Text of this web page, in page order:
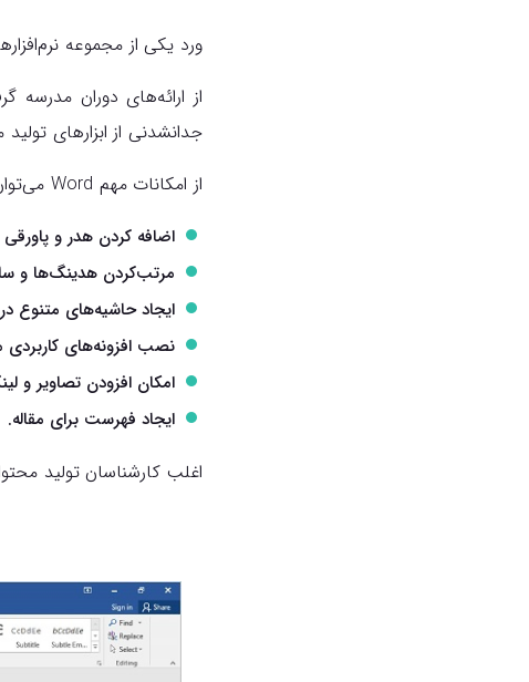
ورد یکی از مجموعه
از ارائه‌های دوران مدرسه
جدانشدنی از ابزارهای
از امکانات مهم Word می‌توان به موارد زیر اشاره کرد:
اضافه کردن هدر و
مرتب‌کردن هدینگ‌ها و
ایجاد حاشیه‌های متنوع
نصب افزونه‌های
امکان افزودن تصاویر و
ایجاد فهرست برای مقاله.
اغلب کارشناسان تولید